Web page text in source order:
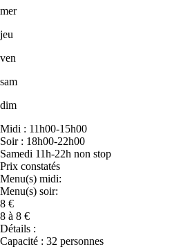
mer
jeu
ven
sam
dim
Midi : 11h00-15h00
Soir : 18h00-22h00
Samedi 11h-22h non stop
Prix constatés
Menu(s) midi:
Menu(s) soir:
8 €
8 à 8 €
Détails :
Capacité : 32 personnes